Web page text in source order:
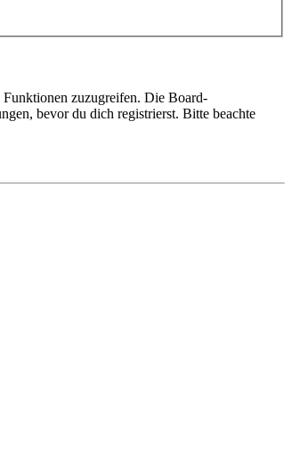
zuzugreifen. Die Board-
bevor du dich registrierst. Bitte beachte